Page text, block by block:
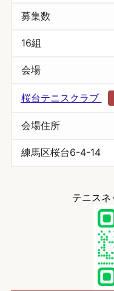
募集数
16組
会場
桜台テニスクラブ
会場住所
練馬区桜台6-4-14
テニスネ